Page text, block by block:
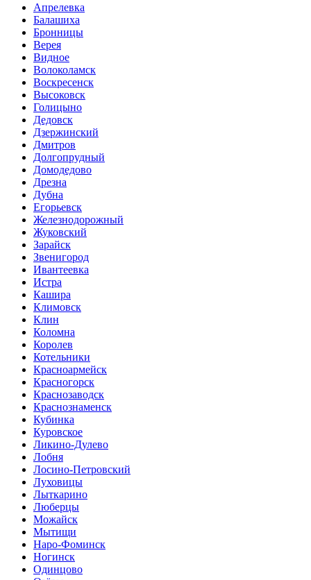
Апрелевка
Балашиха
Бронницы
Верея
Видное
Волоколамск
Воскресенск
Высоковск
Голицыно
Дедовск
Дзержинский
Дмитров
Долгопрудный
Домодедово
Дрезна
Дубна
Егорьевск
Железнодорожный
Жуковский
Зарайск
Звенигород
Ивантеевка
Истра
Кашира
Климовск
Клин
Коломна
Королев
Котельники
Красноармейск
Красногорск
Краснозаводск
Краснознаменск
Кубинка
Куровское
Ликино-Дулево
Лобня
Лосино-Петровский
Луховицы
Лыткарино
Люберцы
Можайск
Мытищи
Наро-Фоминск
Ногинск
Одинцово